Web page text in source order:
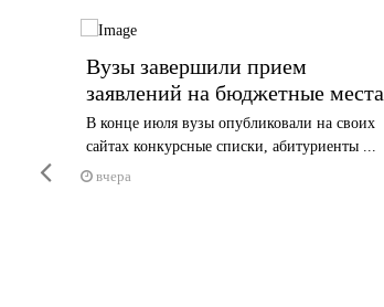
Вузы завершили прием
заявлений на бюджетные места
В конце июля вузы опубликовали на своих
сайтах конкурсные списки, абитуриенты ...
вчера